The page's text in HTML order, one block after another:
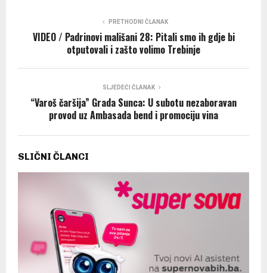
PRETHODNI ČLANAK
VIDEO / Padrinovi mališani 28: Pitali smo ih gdje bi
otputovali i zašto volimo Trebinje
SLJEDEĆI ČLANAK
“Varoš čaršija” Grada Sunca: U subotu nezaboravan
provod uz Ambasada bend i promociju vina
SLIČNI ČLANCI